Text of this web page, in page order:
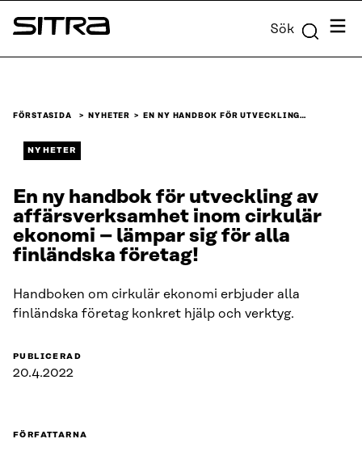
Skip to
content
Sitra Sök Meny
FÖRSTASIDA NYHETER EN NY HANDBOK FÖR UTVECKLING…
NYHETER
En ny handbok för utveckling av
affärsverksamhet inom cirkulär
ekonomi – lämpar sig för alla
finländska företag!
Handboken om cirkulär ekonomi erbjuder alla
finländska företag konkret hjälp och verktyg.
PUBLICERAD
20.4.2022
FÖRFATTARNA